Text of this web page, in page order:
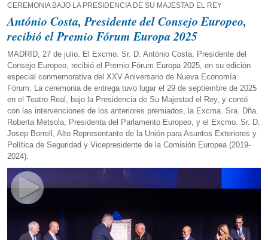
CEREMONIA BAJO LA PRESIDENCIA DE SU MAJESTAD EL REY
António Costa, Presidente del Consejo Europeo,
recibió el Premio Fórum Europa 2025
MADRID, 27 de julio. El Excmo. Sr. D. António Costa, Presidente del
Consejo Europeo, recibió el Premio Fórum Europa 2025, en su edición
especial conmemorativa del XXV Aniversario de Nueva Economía
Fórum. La ceremonia de entrega tuvo lugar el 29 de septiembre de 2025
en el Teatro Real, bajo la Presidencia de Su Majestad el Rey, y contó
con las intervenciones de los anteriores premiados, la Excma. Sra. Dña.
Roberta Metsola, Presidenta del Parlamento Europeo, y el Excmo. Sr. D.
Josep Borrell, Alto Representante de la Unión para Asuntos Exteriores y
Política de Seguridad y Vicepresidente de la Comisión Europea (2019-
2024).